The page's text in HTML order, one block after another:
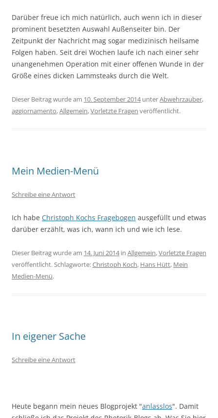
Darüber freue ich mich natürlich, auch wenn ich in dieser
prominent besetzten Auswahl Außenseiter bin. Der
Zeitpunkt der Nachricht mag sogar medizinisch heilsame
Folgen haben. Seit drei Wochen laufe ich nach einer sehr
unangenehmen Operation mit einer offenen Wunde in der
Größe eines dicken Lammsteaks durch die Welt.
Dieser Beitrag wurde am 10. September 2014unterAbwehrzauber,
aggiornamento,Allgemein,Vorletzte Fragen veröffentlicht.
Mein Medien-Menü
Schreibe eine Antwort
Ich habe Christoph Kochs Fragebogen ausgefüllt und etwas
darüber erzählt, was ich, wann ich und wie ich lese.
Dieser Beitrag wurde am 14. Juni 2014in Allgemein,Vorletzte Fragen
veröffentlicht. Schlagworte:Christoph Koch, Hans Hütt, Mein
Medien-Menü.
In eigener Sache
Schreibe eine Antwort
Heute begann mein neues Blogprojekt "anlasslos". Damit